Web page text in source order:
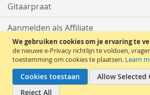
We gebruiken cookies om je ervaring te
de nieuwe e-Privacy richtlijn te voldoen,
toestemming om cookies te plaatsen. Learn
Cookies toestaan
Allow Selected
Reject All
Gitaarpraat
Aanmelden als Affiliate
Start met Verkopen